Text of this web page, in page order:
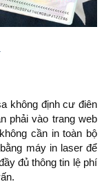
không định cư điên
phải vào trang web
cần in toàn bộ
máy in laser để
đủ thông tin lệ phí